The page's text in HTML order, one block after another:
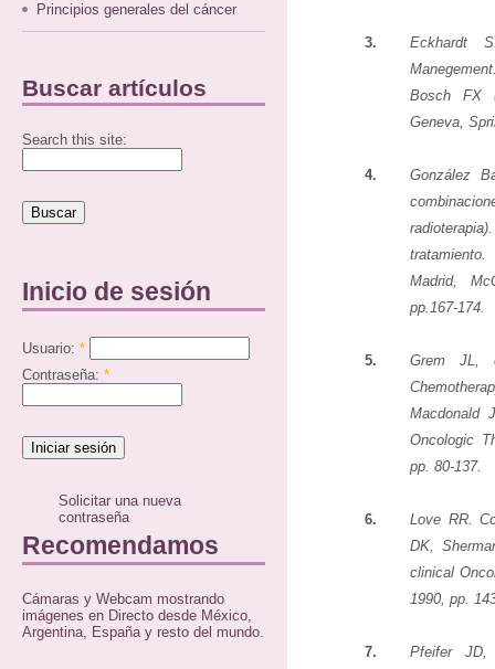
Principios generales del cáncer
Buscar artículos
Search this site:
Inicio de sesión
Usuario: *
Contraseña: *
Solicitar una nueva
contraseña
Recomendamos
Cámaras y Webcam mostrando
imágenes en Directo desde México,
Argentina, España y resto del mundo.
3.
Eckhardt
Bosch FX
Geneva,
4.
González
Madrid,
pp.167-174.
5.
Grem JL,
Oncologic
pp. 80-137.
6.
Love RR.
DK,
clinical
1990, pp.
7.
Pfeifer